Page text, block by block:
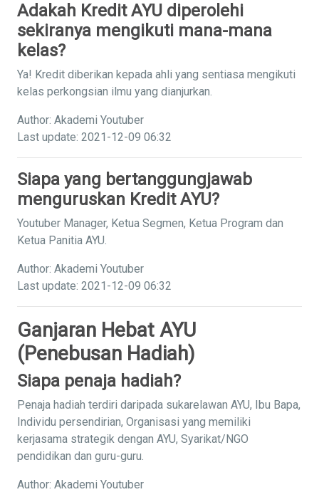
Adakah Kredit AYU diperolehi
sekiranya mengikuti mana-mana
kelas?
Ya! Kredit diberikan kepada ahli yang sentiasa mengikuti
kelas perkongsian ilmu yang dianjurkan.
Author: Akademi Youtuber
Last update: 2021-12-09 06:32
Siapa yang bertanggungjawab
menguruskan Kredit AYU?
Youtuber Manager, Ketua Segmen, Ketua Program dan
Ketua Panitia AYU.
Author: Akademi Youtuber
Last update: 2021-12-09 06:32
Ganjaran Hebat AYU
(Penebusan Hadiah)
Siapa penaja hadiah?
Penaja hadiah terdiri daripada sukarelawan AYU, Ibu Bapa,
Individu persendirian, Organisasi yang memiliki
kerjasama strategik dengan AYU, Syarikat/NGO
pendidikan dan guru-guru.
Author: Akademi Youtuber